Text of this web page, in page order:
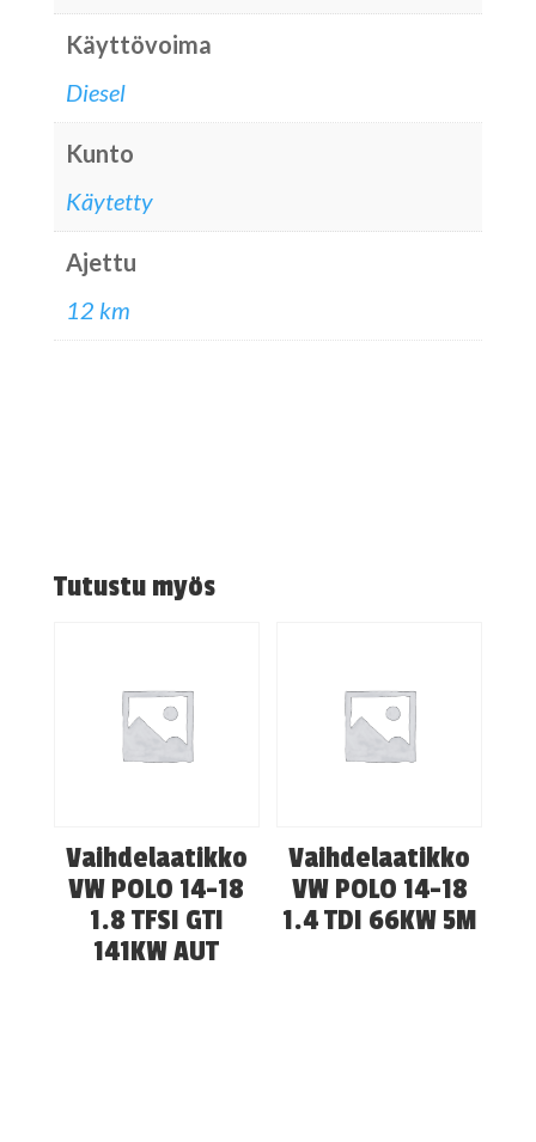
Käyttövoima
Diesel
Kunto
Käytetty
Ajettu
12 km
Tutustu myös
Vaihdelaatikko
VW POLO 14-18
1.8 TFSI GTI
141KW AUT
Vaihdelaatikko
VW POLO 14-18
1.4 TDI 66KW 5M